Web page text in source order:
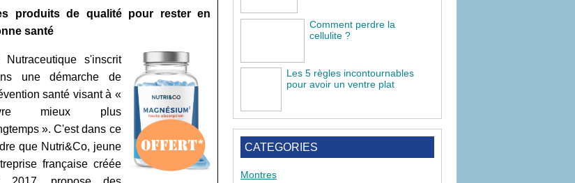
produits de qualité pour rester en
santé
Nutraceutique s'inscrit
une démarche de
santé visant à «
mieux plus
». C'est dans ce
que Nutri&Co, jeune
française créée
Comment perdre la
cellulite ?
Les 5 règles incontournables
pour avoir un ventre plat
CATEGORIES
Montres